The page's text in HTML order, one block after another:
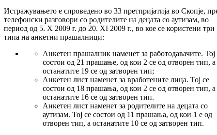
Истражувањето е спроведено во 33 претпријатија во Скопје,
телефонски разговори со родителите на децата со аутизам, во
период од 5. X 2009 г. до 20. XI 2009 г., во кое се користени три
типа на анкетни прашалници:
Анкетен прашалник наменет за работодавачите. Тој
состои од 21 прашање, од кои 2 се од отворен тип, а
останатите 19 се од затворен тип;
Анкетен лист наменет за вработените лица. Тој се
состои од 18 прашања, од кои 2 се од отворен тип, а
останатите 16 се од затворен тип.
Анкетен лист наменет за родителите на децата со
аутизам. Тој се состои од 11 прашања, од кои 1 е од
отворен тип, а останатите 10 се од затворен тип.